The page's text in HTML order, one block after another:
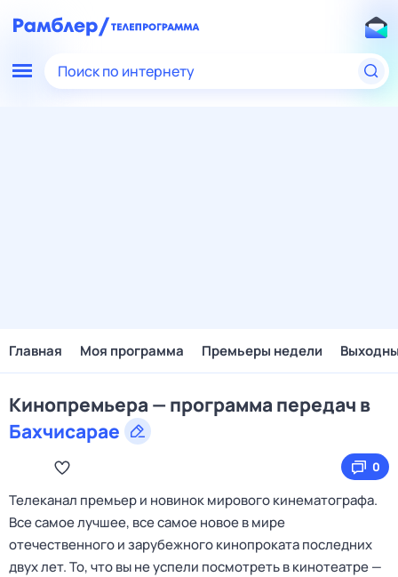
Поиск по интернету
Главная Моя программа Премьеры недели
Кинопремьера — программа передач в
Бахчисарае
0
Телеканал премьер и новинок мирового кинематографа.
Все самое лучшее, все самое новое в мире
отечественного и зарубежного кинопроката последних
двух лет. То, что вы не успели посмотреть в кинотеатре —